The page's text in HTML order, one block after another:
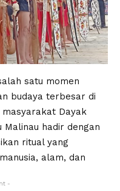
satu momen
budaya terbesar di
masyarakat Dayak
Malinau hadir dengan
ritual yang
alam, dan
-